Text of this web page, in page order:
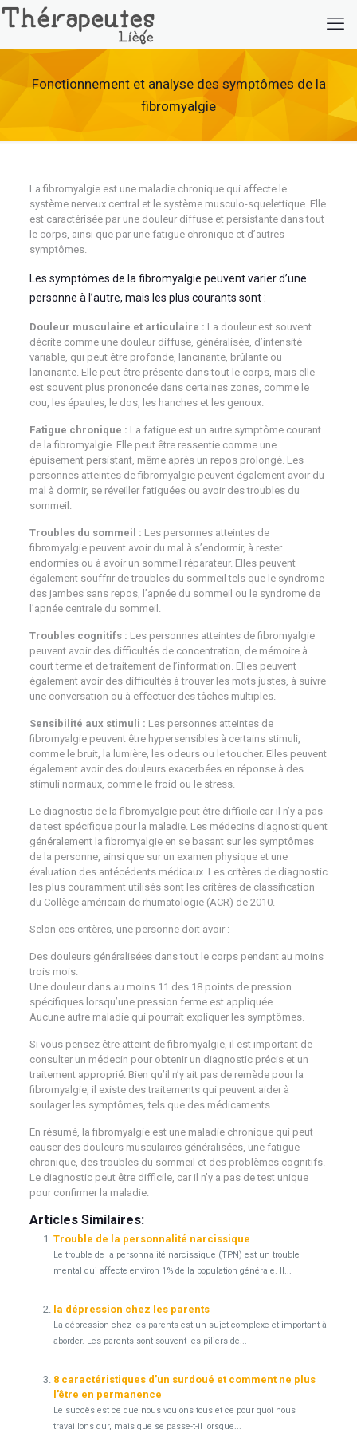
Fonctionnement et analyse des symptômes de la
fibromyalgie
La fibromyalgie est une maladie chronique qui affecte le
système nerveux central et le système musculo-squelettique. Elle
est caractérisée par une douleur diffuse et persistante dans tout
le corps, ainsi que par une fatigue chronique et d’autres
symptômes.
Les symptômes de la fibromyalgie peuvent varier d’une
personne à l’autre, mais les plus courants sont :
Douleur musculaire et articulaire : La douleur est souvent
décrite comme une douleur diffuse, généralisée, d’intensité
variable, qui peut être profonde, lancinante, brûlante ou
lancinante. Elle peut être présente dans tout le corps, mais elle
est souvent plus prononcée dans certaines zones, comme le
cou, les épaules, le dos, les hanches et les genoux.
Fatigue chronique : La fatigue est un autre symptôme courant
de la fibromyalgie. Elle peut être ressentie comme une
épuisement persistant, même après un repos prolongé. Les
personnes atteintes de fibromyalgie peuvent également avoir du
mal à dormir, se réveiller fatiguées ou avoir des troubles du
sommeil.
Troubles du sommeil : Les personnes atteintes de
fibromyalgie peuvent avoir du mal à s’endormir, à rester
endormies ou à avoir un sommeil réparateur. Elles peuvent
également souffrir de troubles du sommeil tels que le syndrome
des jambes sans repos, l’apnée du sommeil ou le syndrome de
l’apnée centrale du sommeil.
Troubles cognitifs : Les personnes atteintes de fibromyalgie
peuvent avoir des difficultés de concentration, de mémoire à
court terme et de traitement de l’information. Elles peuvent
également avoir des difficultés à trouver les mots justes, à suivre
une conversation ou à effectuer des tâches multiples.
Sensibilité aux stimuli : Les personnes atteintes de
fibromyalgie peuvent être hypersensibles à certains stimuli,
comme le bruit, la lumière, les odeurs ou le toucher. Elles peuvent
également avoir des douleurs exacerbées en réponse à des
stimuli normaux, comme le froid ou le stress.
Le diagnostic de la fibromyalgie peut être difficile car il n’y a pas
de test spécifique pour la maladie. Les médecins diagnostiquent
généralement la fibromyalgie en se basant sur les symptômes
de la personne, ainsi que sur un examen physique et une
évaluation des antécédents médicaux. Les critères de diagnostic
les plus couramment utilisés sont les critères de classification
du Collège américain de rhumatologie (ACR) de 2010.
Selon ces critères, une personne doit avoir :
Des douleurs généralisées dans tout le corps pendant au moins
trois mois.
Une douleur dans au moins 11 des 18 points de pression
spécifiques lorsqu’une pression ferme est appliquée.
Aucune autre maladie qui pourrait expliquer les symptômes.
Si vous pensez être atteint de fibromyalgie, il est important de
consulter un médecin pour obtenir un diagnostic précis et un
traitement approprié. Bien qu’il n’y ait pas de remède pour la
fibromyalgie, il existe des traitements qui peuvent aider à
soulager les symptômes, tels que des médicaments.
En résumé, la fibromyalgie est une maladie chronique qui peut
causer des douleurs musculaires généralisées, une fatigue
chronique, des troubles du sommeil et des problèmes cognitifs.
Le diagnostic peut être difficile, car il n’y a pas de test unique
pour confirmer la maladie.
Articles Similaires:
Trouble de la personnalité narcissique
Le trouble de la personnalité narcissique (TPN) est un trouble
mental qui affecte environ 1% de la population générale. Il...
la dépression chez les parents
La dépression chez les parents est un sujet complexe et important à
aborder. Les parents sont souvent les piliers de...
8 caractéristiques d’un surdoué et comment ne plus
l’être en permanence
Le succès est ce que nous voulons tous et ce pour quoi nous
travaillons dur, mais que se passe-t-il lorsque...